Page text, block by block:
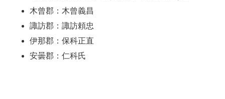
木曾郡：木曾義昌
諏訪郡：諏訪頼忠
伊那郡：保科正直
安曇郡：仁科氏